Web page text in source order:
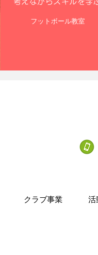
フットボール教室
クラブ事業 活